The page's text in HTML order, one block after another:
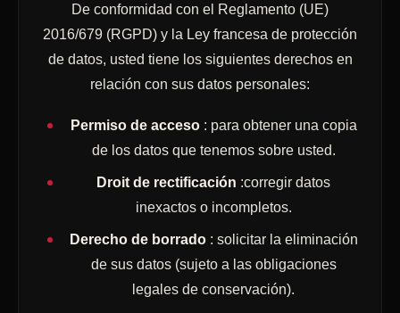
De conformidad con el Reglamento (UE)
2016/679 (RGPD) y la Ley francesa de protección
de datos, usted tiene los siguientes derechos en
relación con sus datos personales:
Permiso de acceso: para obtener una copia
de los datos que tenemos sobre usted.
Droit de rectificación :corregir datos
inexactos o incompletos.
Derecho de borrado: solicitar la eliminación
de sus datos (sujeto a las obligaciones
legales de conservación).